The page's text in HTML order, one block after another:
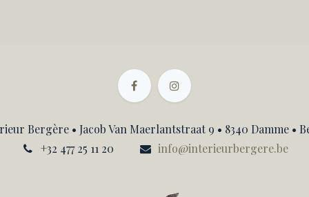
Bergère • Jacob Van Maerlantstraat 9 • 8340 Damme •
+32 477 25 11 20
info@interieurbergere.be